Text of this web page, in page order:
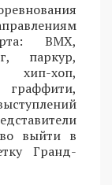
BMX,
паркур,
хип-хоп,
выйти в
Гранд-